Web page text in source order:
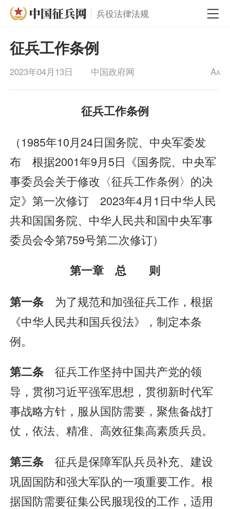
兵役法律法规
征兵工作条例
2023年04月13日 中国政府网 AA
征兵工作条例
（1985年10月24日国务院、中央军委发
布 根据2001年9月5日《国务院、中央军
事委员会关于修改〈征兵工作条例〉的决
定》第一次修订 2023年4月1日中华人民
共和国国务院、中华人民共和国中央军事
委员会令第759号第二次修订）
第一章 总 则
第一条 为了规范和加强征兵工作，根据
《中华人民共和国兵役法》，制定本条
例。
第二条 征兵工作坚持中国共产党的领
导，贯彻习近平强军思想，贯彻新时代军
事战略方针，服从国防需要，聚焦备战打
仗，依法、精准、高效征集高素质兵员。
第三条 征兵是保障军队兵员补充、建设
巩固国防和强大军队的一项重要工作。根
据国防需要征集公民服现役的工作，适用